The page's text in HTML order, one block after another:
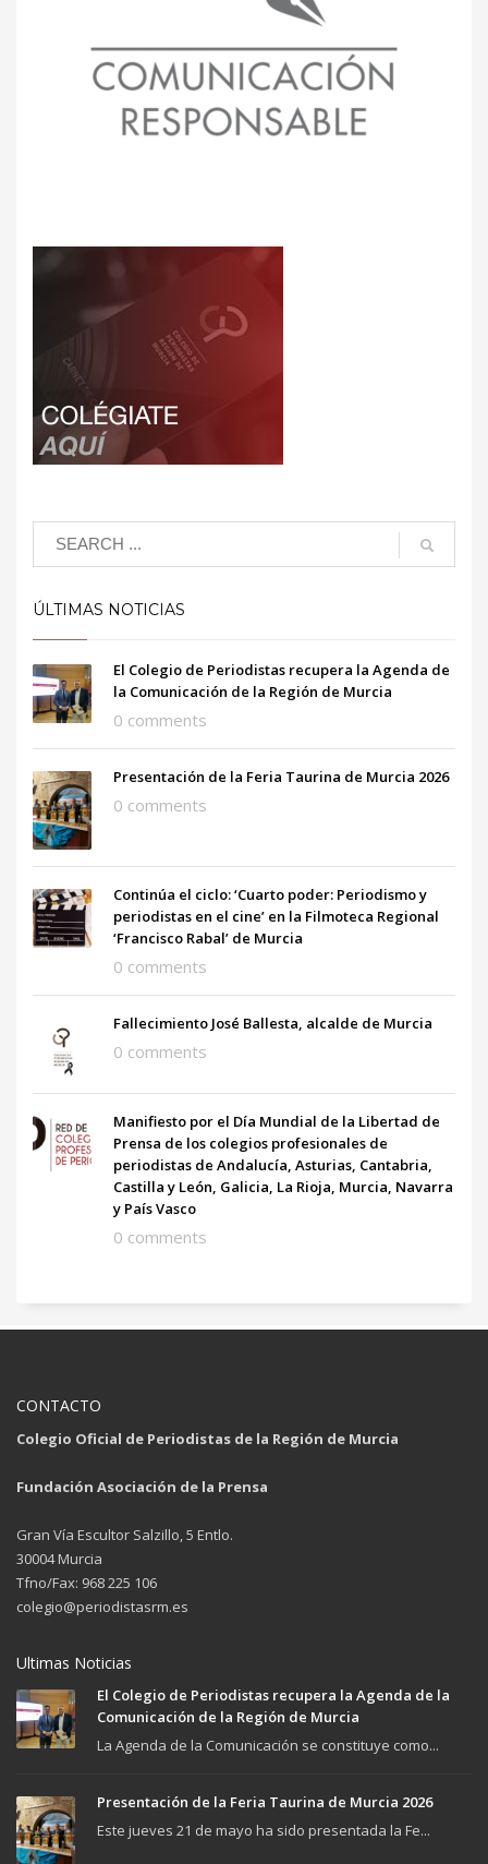
ÚLTIMAS NOTICIAS
El Colegio de Periodistas recupera la Agenda de
la Comunicación de la Región de Murcia
0 comments
Presentación de la Feria Taurina de Murcia 2026
0 comments
Continúa el ciclo: ‘Cuarto poder: Periodismo y
periodistas en el cine’ en la Filmoteca Regional
‘Francisco Rabal’ de Murcia
0 comments
Fallecimiento José Ballesta, alcalde de Murcia
0 comments
Manifiesto por el Día Mundial de la Libertad de
Prensa de los colegios profesionales de
periodistas de Andalucía, Asturias, Cantabria,
Castilla y León, Galicia, La Rioja, Murcia, Navarra
y País Vasco
0 comments
CONTACTO
Colegio Oficial de Periodistas de la Región de Murcia
Fundación Asociación de la Prensa
Gran Vía Escultor Salzillo, 5 Entlo.
30004 Murcia
Tfno/Fax: 968 225 106
colegio@periodistasrm.es
Ultimas Noticias
El Colegio de Periodistas recupera la Agenda de la
Comunicación de la Región de Murcia
La Agenda de la Comunicación se constituye como...
Presentación de la Feria Taurina de Murcia 2026
Este jueves 21 de mayo ha sido presentada la Fe...